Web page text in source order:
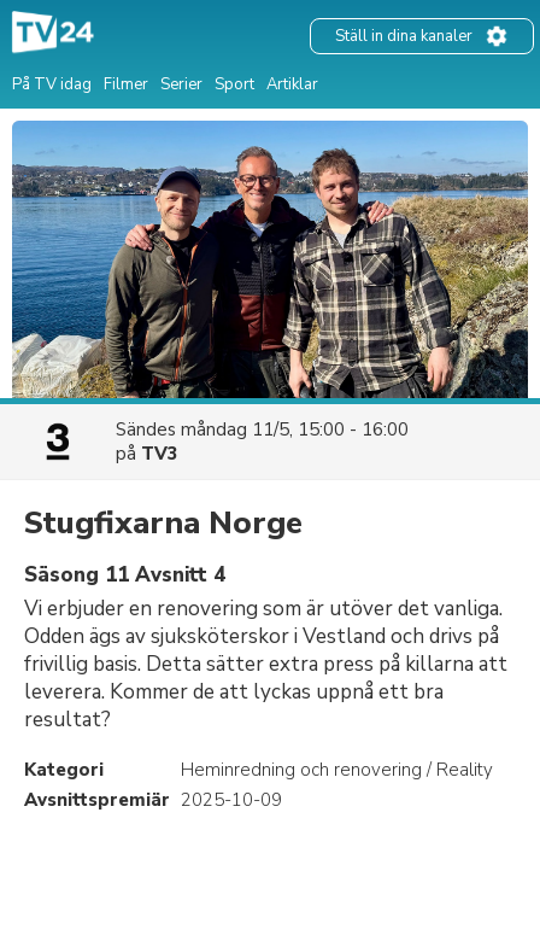
På TV idag Filmer Serier Sport Artiklar
Ställ in dina kanaler
Sändes måndag 11/5, 15:00 - 16:00
på TV3
Stugfixarna Norge
Säsong 11 Avsnitt 4
Vi erbjuder en renovering som är utöver det vanliga.
Odden ägs av sjuksköterskor i Vestland och drivs på
frivillig basis. Detta sätter extra press på killarna att
leverera. Kommer de att lyckas uppnå ett bra
resultat?
Kategori
Heminredning och renovering / Reality
Avsnittspremiär 2025-10-09